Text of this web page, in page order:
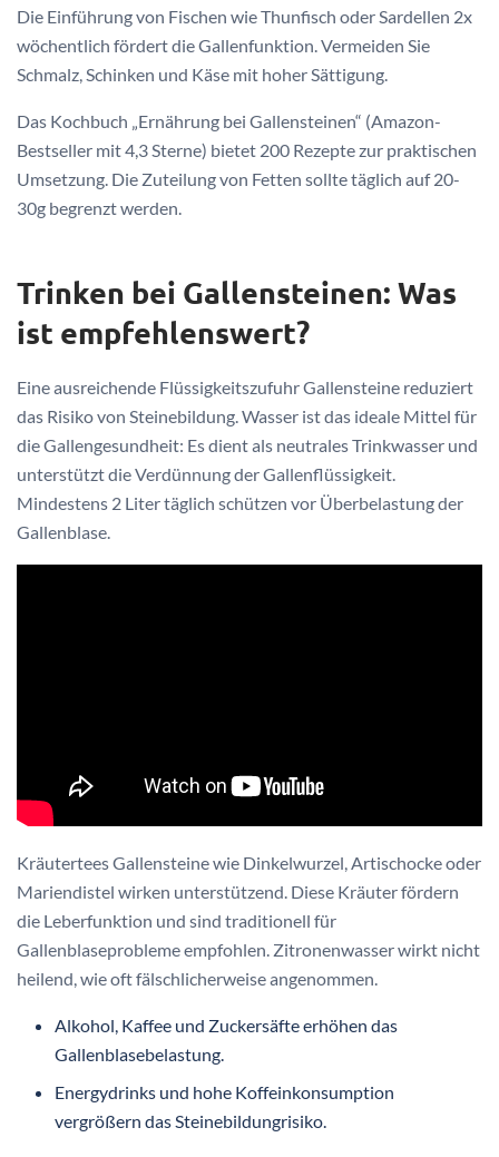
Die Einführung von Fischen wie Thunfisch oder Sardellen 2x
wöchentlich fördert die Gallenfunktion. Vermeiden Sie
Schmalz, Schinken und Käse mit hoher Sättigung.
Das Kochbuch „Ernährung bei Gallensteinen“ (Amazon-
Bestseller mit 4,3 Sterne) bietet 200 Rezepte zur praktischen
Umsetzung. Die Zuteilung von Fetten sollte täglich auf 20-
30g begrenzt werden.
Trinken bei Gallensteinen: Was
ist empfehlenswert?
Eine ausreichende Flüssigkeitszufuhr Gallensteine reduziert
das Risiko von Steinebildung. Wasser ist das ideale Mittel für
die Gallengesundheit: Es dient als neutrales Trinkwasser und
unterstützt die Verdünnung der Gallenflüssigkeit.
Mindestens 2 Liter täglich schützen vor Überbelastung der
Gallenblase.
Kräutertees Gallensteine wie Dinkelwurzel, Artischocke oder
Mariendistel wirken unterstützend. Diese Kräuter fördern
die Leberfunktion und sind traditionell für
Gallenblaseprobleme empfohlen. Zitronenwasser wirkt nicht
heilend, wie oft fälschlicherweise angenommen.
Alkohol, Kaffee und Zuckersäfte erhöhen das
Gallenblasebelastung.
Energydrinks und hohe Koffeinkonsumption
vergrößern das Steinebildungrisiko.